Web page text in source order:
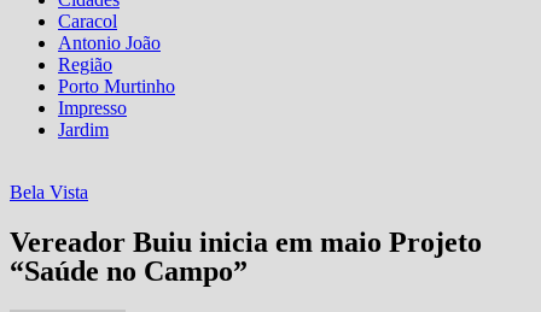
Caracol
Antonio João
Região
Porto Murtinho
Impresso
Jardim
Bela Vista
Vereador Buiu inicia em maio Projeto
“Saúde no Campo”